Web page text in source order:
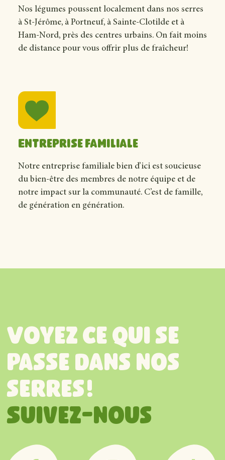
Nos légumes poussent localement dans nos serres
à St-Jérôme, à Portneuf, à Sainte-Clotilde et à
Ham-Nord, près des centres urbains. On fait moins
de distance pour vous offrir plus de fraîcheur!
Entreprise familiale
Notre entreprise familiale bien d’ici est soucieuse
du bien-être des membres de notre équipe et de
notre impact sur la communauté. C’est de famille,
de génération en génération.
Voyez ce qui se
passe dans nos
serres!
Suivez-nous